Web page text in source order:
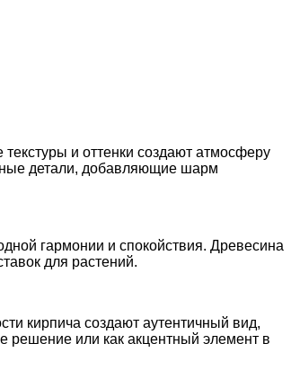
и оттенки создают атмосферу
детали, добавляющие шарм
гармонии и спокойствия. Древесина
для растений.
кирпича создают аутентичный вид,
решение или как акцентный элемент в